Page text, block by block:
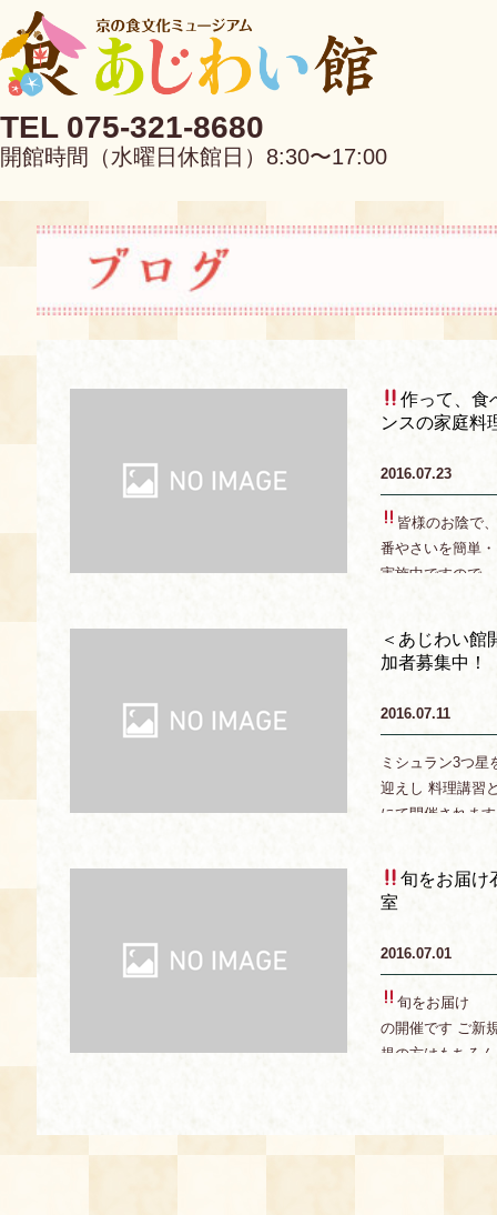
TEL 075-321-8680
開館時間（水曜日休館日）8:30〜17:00
EN 中文
京の食文化について
アクセス
料理教室
募集中の教室
キャンセル・ご変更
食の海援隊・陸援隊 会員限定
展示室
備品リスト
団体向け見学・体験
作って、食
ンスの家庭料
2016.07.23
皆様のお陰で
番やさいを簡単
実施中ですので
＜あじわい
加者募集中！
2016.07.11
ミシュラン3つ星
迎えし 料理講習
にて開催されま
旬をお届け
室
2016.07.01
旬をお届け
の開催です ご新
規の方はもちろ